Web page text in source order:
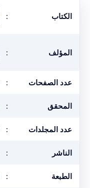
الكتاب :
المؤلف :
عدد الصفحات :
المحقق :
عدد المجلدات :
الناشر :
الطبعة :